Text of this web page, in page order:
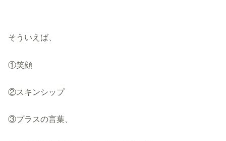
そういえば、
①笑顔
②スキンシップ
③プラスの言葉、